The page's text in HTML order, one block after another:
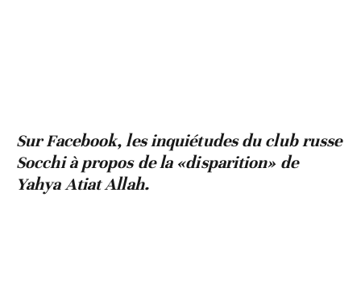
Sur Facebook, les inquiétudes du club russe
Socchi à propos de la «disparition» de
Yahya Atiat Allah.